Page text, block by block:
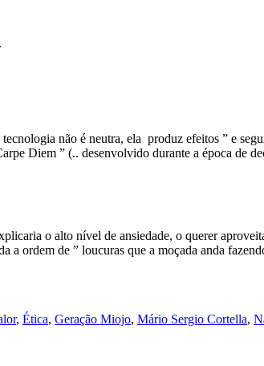
não é neutra, ela produz efeitos ” e
Diem ” (.. desenvolvido durante a época de
o alto nível de ansiedade, o querer
ordem de ” loucuras que a moçada anda
, Ética, Geração Miojo, Mário Sergio Cortella,